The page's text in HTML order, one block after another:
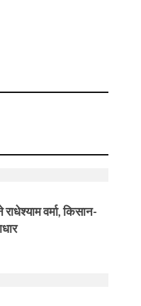
वर्मा, किसान-